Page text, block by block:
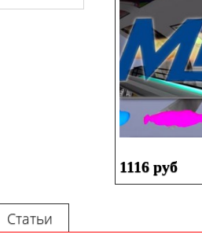
1116 руб
Статьи